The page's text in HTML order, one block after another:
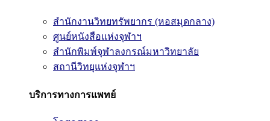
สำนักงานวิทยทรัพยากร (หอสมุดกลาง)
ศูนย์หนังสือแห่งจุฬาฯ
สำนักพิมพ์จุฬาลงกรณ์มหาวิทยาลัย
สถานีวิทยุแห่งจุฬาฯ
บริการทางการแพทย์